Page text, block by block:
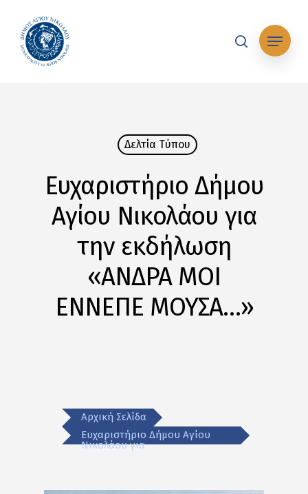
main
content
searchΜενού
Δελτία Tύπου
Ευχαριστήριο Δήμου
Αγίου Νικολάου για
την εκδήλωση
«ΑΝΔΡΑ ΜΟΙ
ΕΝΝΕΠΕ ΜΟΥΣΑ…»
Αρχική Σελίδα
Ευχαριστήριο Δήμου Αγίου
Νικολάου για